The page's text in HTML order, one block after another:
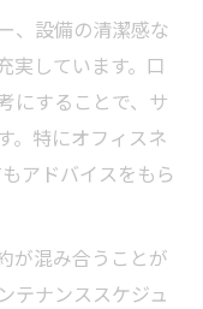
、設備の清潔感な
実しています。口
にすることで、サ
。特にオフィスネ
アドバイスをもら
が混み合うことが
テナンススケジュ